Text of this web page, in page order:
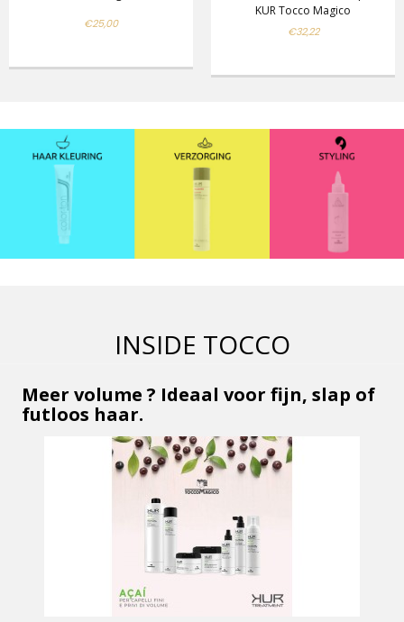
€25,00
KUR Tocco Magico
€32,22
INSIDE TOCCO
Meer volume ? Ideaal voor fijn, slap of
futloos haar.